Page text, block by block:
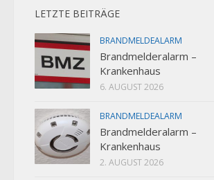
LETZTE BEITRÄGE
BRANDMELDEALARM
Brandmelderalarm –
Krankenhaus
6. AUGUST 2026
BRANDMELDEALARM
Brandmelderalarm –
Krankenhaus
2. AUGUST 2026